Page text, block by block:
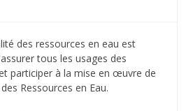
des ressources en eau est
tous les usages des
participer à la mise en œuvre de
Ressources en Eau.